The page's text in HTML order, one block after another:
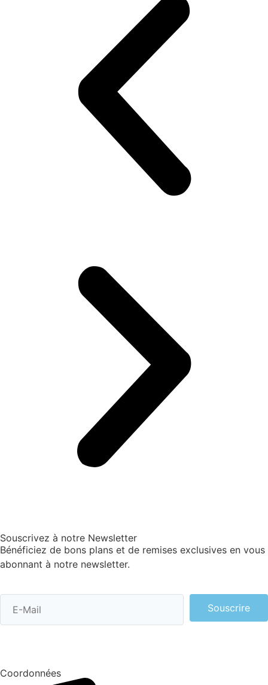
Souscrivez à notre Newsletter
Bénéficiez de bons plans et de remises exclusives en vous
abonnant à notre newsletter.
Souscrire
Coordonnées